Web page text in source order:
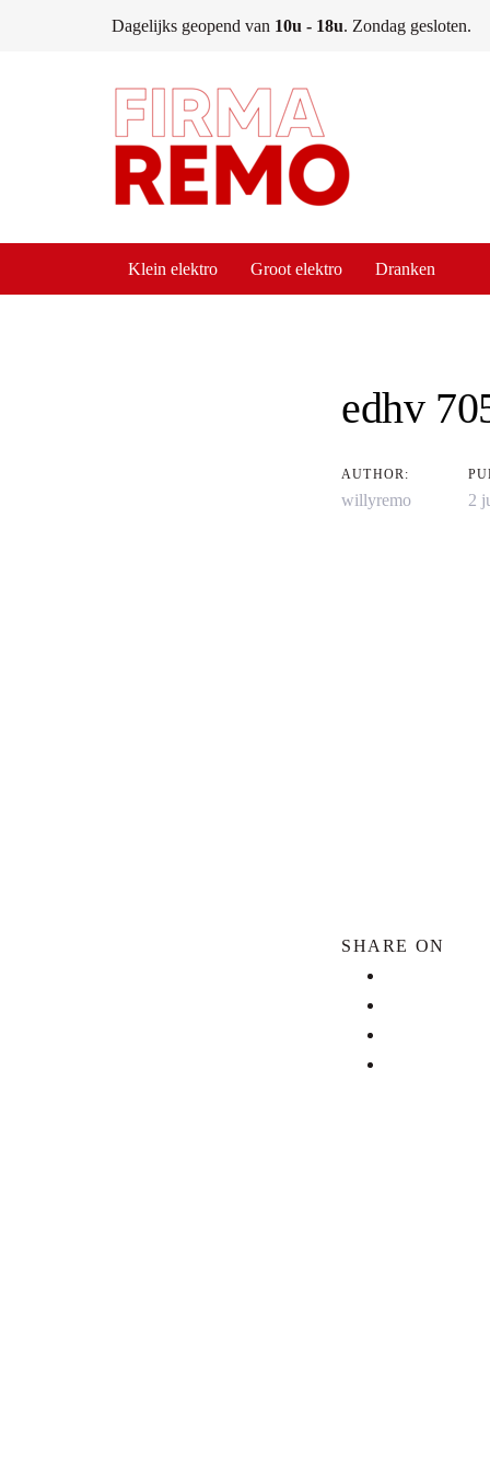
Dagelijks geopend van 10u - 18u. Zondag gesloten.
Klein elektro Groot elektro Dranken
edhv
AUTHOR:
willyremo 2
SHARE ON